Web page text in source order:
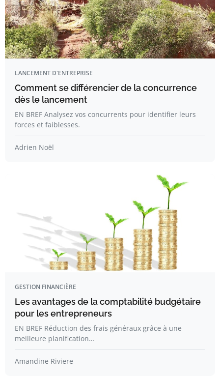
LANCEMENT D'ENTREPRISE
Comment se différencier de la concurrence
dès le lancement
EN BREF Analysez vos concurrents pour identifier leurs
forces et faiblesses.
Adrien Noël
GESTION FINANCIÈRE
Les avantages de la comptabilité budgétaire
pour les entrepreneurs
EN BREF Réduction des frais généraux grâce à une
meilleure planification…
Amandine Riviere